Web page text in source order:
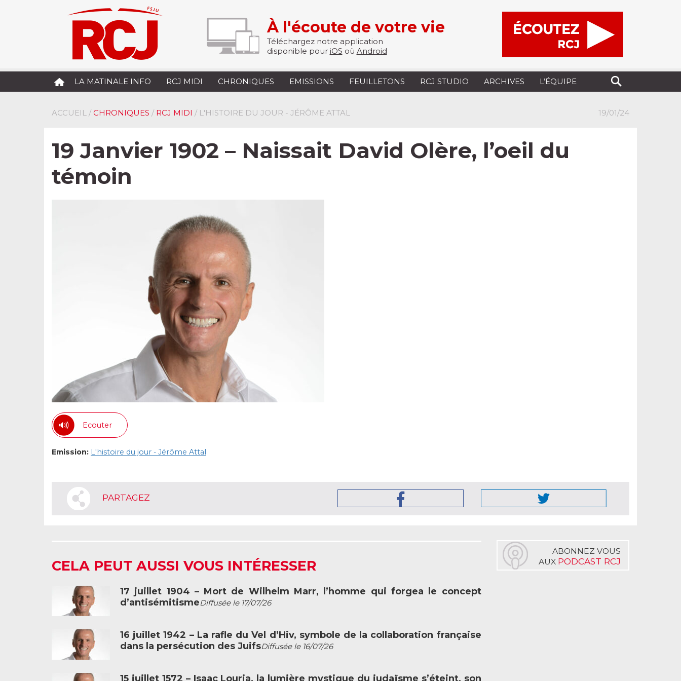
À l'écoute de votre vie
Téléchargez notre application
disponible pour iOS où Android
LA MATINALE INFO RCJ MIDI CHRONIQUES EMISSIONS FEUILLETONS RCJ STUDIO ARCHIVES L’ÉQUIPE
ACCUEIL / CHRONIQUES / RCJ MIDI / L'HISTOIRE DU JOUR - JÉRÔME ATTAL 19/01/24
19 Janvier 1902 – Naissait David Olère, l’oeil du
témoin
Ecouter
Emission: L'histoire du jour - Jérôme Attal
PARTAGEZ
CELA PEUT AUSSI VOUS INTÉRESSER
17 juillet 1904 – Mort de Wilhelm Marr, l’homme qui forgea le concept
d’antisémitismeDiffusée le 17/07/26
16 juillet 1942 – La rafle du Vel d’Hiv, symbole de la collaboration française
dans la persécution des JuifsDiffusée le 16/07/26
15 juillet 1572 – Isaac Louria, la lumière mystique du judaïsme s’éteint, son
ABONNEZ VOUS
AUX PODCAST RCJ